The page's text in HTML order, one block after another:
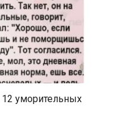
уморительных